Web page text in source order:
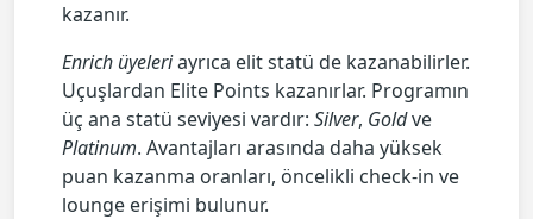
kazanır.
Enrich üyeleriayrıca elit statü de kazanabilirler.
Uçuşlardan Elite Points kazanırlar. Programın
üç ana statü seviyesi vardır: Silver, Goldve
Platinum. Avantajları arasında daha yüksek
puan kazanma oranları, öncelikli check-in ve
lounge erişimi bulunur.